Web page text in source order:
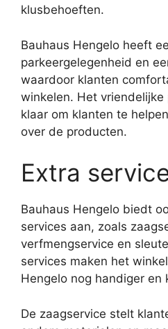
klusbehoeften.
Bauhaus Hengelo heeft
parkeergelegenheid en
waardoor klanten
winkelen. Het
klaar om klanten te
over de producten.
Extra
Bauhaus Hengelo biedt
services aan, zoals
verfmengservice en
services maken het
Hengelo nog handiger en
De zaagservice stelt